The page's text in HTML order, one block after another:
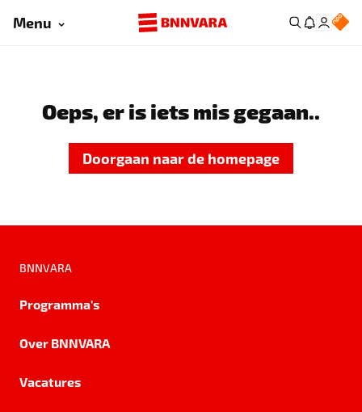
Menu
Oeps, er is iets mis gegaan..
Doorgaan naar de homepage
BNNVARA
Programma's
Over BNNVARA
Vacatures